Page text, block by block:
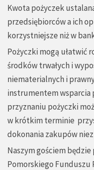
Kwota pożyczek
przedsiębiorców a ich
korzystniejsze niż w
Pożyczki mogą ułatwić
środków trwałych i
niematerialnych i
instrumentem wsparcia
przyznaniu pożyczki
w krótkim terminie
dokonania zakupów
Naszym gościem
Pomorskiego Funduszu